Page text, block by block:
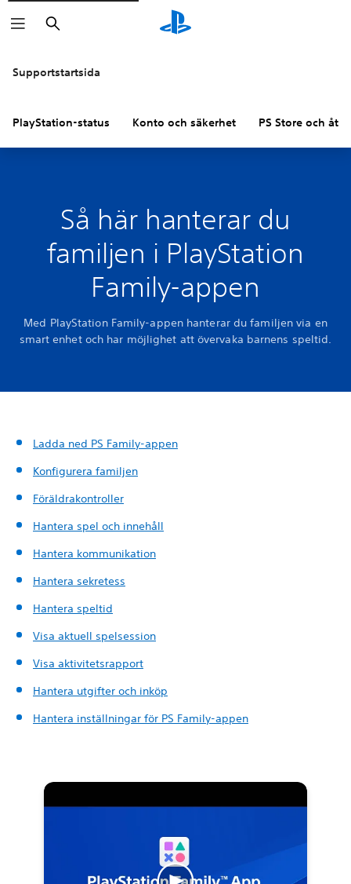
Sök
Supportstartsida
PlayStation-status Konto och säkerhet PS Store och
Så här hanterar du
familjen i PlayStation
Family-appen
Med PlayStation Family-appen hanterar du familjen via en
smart enhet och har möjlighet att övervaka barnens speltid.
Ladda ned PS Family-appen
Konfigurera familjen
Föräldrakontroller
Hantera spel och innehåll
Hantera kommunikation
Hantera sekretess
Hantera speltid
Visa aktuell spelsession
Visa aktivitetsrapport
Hantera utgifter och inköp
Hantera inställningar för PS Family-appen